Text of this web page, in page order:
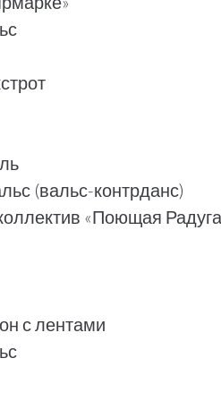
(вальс-контрданс)
«Поющая
с лентами